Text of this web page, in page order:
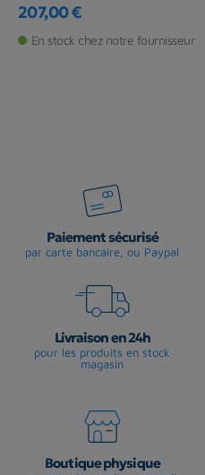
Prix
207,00 €
En stock chez notre fournisseur
Paiement sécurisé
par carte bancaire, ou Paypal
Livraison en 24h
pour les produits en stock
magasin
Boutique physique